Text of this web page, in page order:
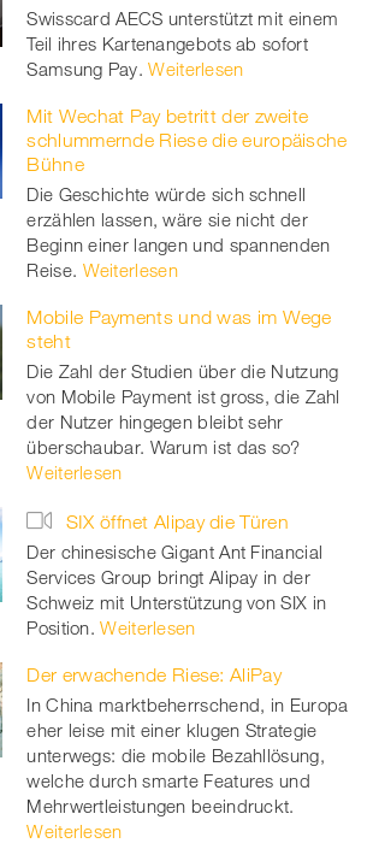
Swisscard AECS unterstützt mit einem
Teil ihres Kartenangebots ab sofort
Samsung Pay. Weiterlesen
Mit Wechat Pay betritt der zweite
schlummernde Riese die europäische
Bühne
Die Geschichte würde sich schnell
erzählen lassen, wäre sie nicht der
Beginn einer langen und spannenden
Reise. Weiterlesen
Mobile Payments und was im Wege
steht
Die Zahl der Studien über die Nutzung
von Mobile Payment ist gross, die Zahl
der Nutzer hingegen bleibt sehr
überschaubar. Warum ist das so?
Weiterlesen
SIX öffnet Alipay die Türen
Der chinesische Gigant Ant Financial
Services Group bringt Alipay in der
Schweiz mit Unterstützung von SIX in
Position.Weiterlesen
Der erwachende Riese: AliPay
In China marktbeherrschend, in Europa
eher leise mit einer klugen Strategie
unterwegs: die mobile Bezahllösung,
welche durch smarte Features und
Mehrwertleistungen beeindruckt.
Weiterlesen